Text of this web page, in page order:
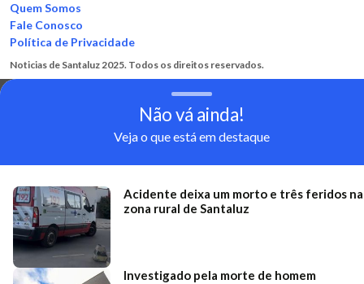
Quem Somos
Fale Conosco
Política de Privacidade
Noticias de Santaluz 2025. Todos os direitos reservados.
Não vá ainda!
Veja o que está em destaque
Acidente deixa um morto e três feridos na
zona rural de Santaluz
Investigado pela morte de homem